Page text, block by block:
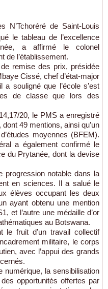
N’Tchoréré de Saint-Louis
le tableau de l’excellence
a affirmé le colonel
de l’établissement.
remise des prix, présidée
Cissé, chef d’état-major
souligné que l’école s’est
de classe que lors des
20, le PMS a enregistré
49 mentions, ainsi qu’un
moyennes (BFEM).
a également confirmé le
du Prytanée, dont la devise
progression notable dans la
en sciences. Il a salué le
élèves occupant les deux
ayant obtenu une mention
et l’autre une médaille d’or
au Botswana.
le fruit d’un travail collectif
militaire, le corps
avec l’appui des grands
numérique, la sensibilisation
opportunités offertes par